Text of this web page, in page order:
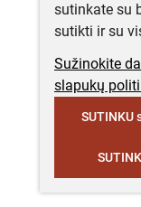
sutinkate su
sutikti ir su
Sužinokite
slapukų
SUTINKU